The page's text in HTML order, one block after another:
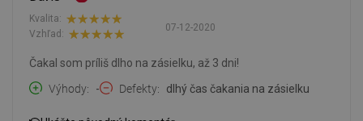
07-12-2020
Kvalita:
Vzhľad:
Čakal som príliš dlho na zásielku, až 3 dni!
Výhody
- Defekty dlhý čas čakania na zásielku